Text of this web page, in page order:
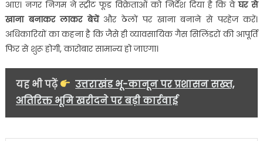
आए। नगर निगम ने स्ट्रीट फूड विक्रेताओं को निर्देश दिया है कि वेघर से
खाना बनाकर लाकर बेचेंऔर ठेलों पर खाना बनाने से परहेज करें।
अधिकारियों का कहना है कि जैसे ही व्यावसायिक गैस सिलिंडरों की आपूर्ति
फिर से शुरू होगी, कारोबार सामान्य हो जाएगा।
यह भी पढ़ें
उत्तराखंड भू-कानून पर प्रशासन सख्त,
अतिरिक्त भूमि खरीदने पर बड़ी कार्रवाई